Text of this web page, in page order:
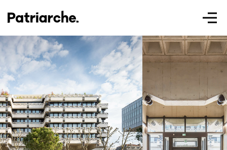
Patriarche.
Augmented